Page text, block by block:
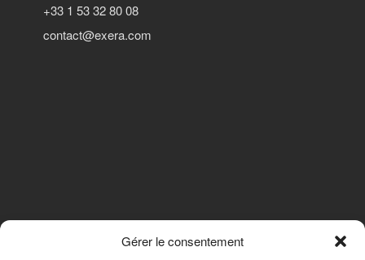
Gérer le consentement
+33 1 53 32 80 08
contact@exera.com